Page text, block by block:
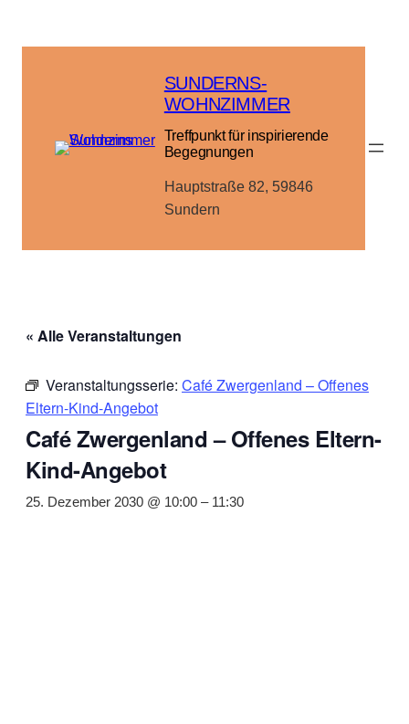
SUNDERNS-
WOHNZIMMER
Treffpunkt für inspirierende
Begegnungen
Hauptstraße 82, 59846
Sundern
« Alle Veranstaltungen
Veranstaltungsserie: Café Zwergenland – Offenes
Eltern-Kind-Angebot
Café Zwergenland – Offenes Eltern-
Kind-Angebot
25. Dezember 2030 @ 10:00 – 11:30